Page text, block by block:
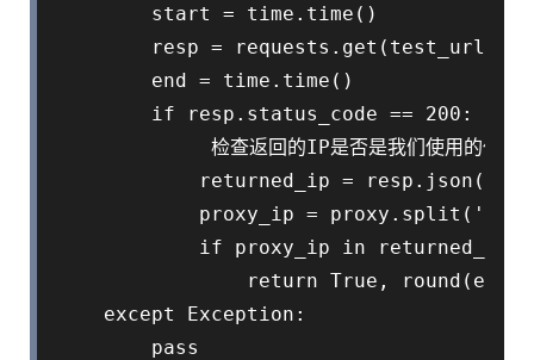
        start = time.time()
resp = requests.get(test_url,
        end = time.time()
        if resp.status_code == 200:
检查返回的IP是否是我们使用的代理
returned_ip =
proxy_ip = proxy.split('//
            if proxy_ip in returned_ip:
return True, round(end
    except Exception:
        pass